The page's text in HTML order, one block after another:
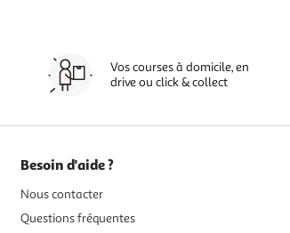
Vos courses à domicile, en
drive ou click & collect
Besoin d'aide ?
Nous contacter
Questions fréquentes